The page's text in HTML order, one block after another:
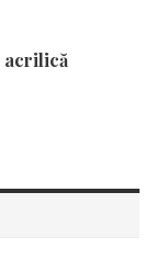
acrilică